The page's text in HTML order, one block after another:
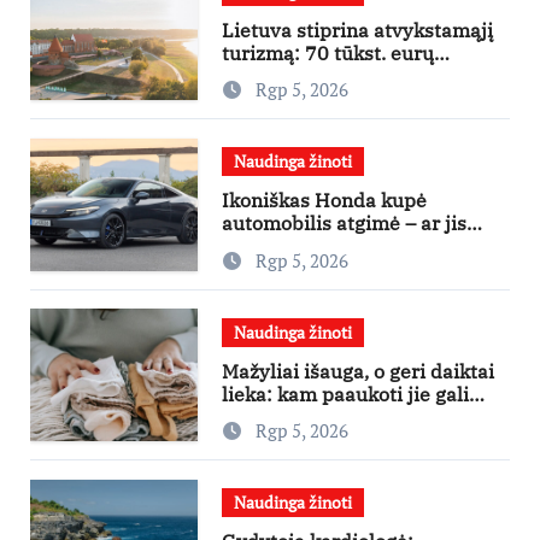
Lietuva stiprina atvykstamąjį
turizmą: 70 tūkst. eurų
investicijų užsienio turistams
pritraukti
Rgp 5, 2026
Naudinga žinoti
Ikoniškas Honda kupė
automobilis atgimė – ar jis
pateisins pirkėjų lūkesčius?
Rgp 5, 2026
Naudinga žinoti
Mažyliai išauga, o geri daiktai
lieka: kam paaukoti jie gali
būti aukso vertės?
Rgp 5, 2026
Naudinga žinoti